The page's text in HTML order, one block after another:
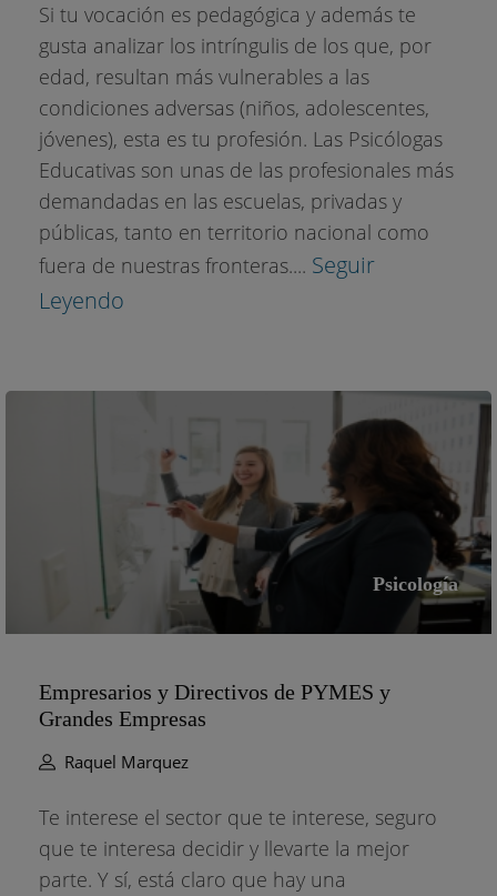
Si tu vocación es pedagógica y además te
gusta analizar los intríngulis de los que, por
edad, resultan más vulnerables a las
condiciones adversas (niños, adolescentes,
jóvenes), esta es tu profesión. Las Psicólogas
Educativas son unas de las profesionales más
demandadas en las escuelas, privadas y
públicas, tanto en territorio nacional como
fuera de nuestras fronteras.... Seguir
Leyendo
Psicología
Empresarios y Directivos de PYMES y
Grandes Empresas
Raquel Marquez
Te interese el sector que te interese, seguro
que te interesa decidir y llevarte la mejor
parte. Y sí, está claro que hay una